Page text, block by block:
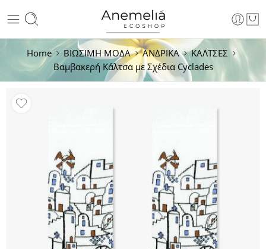
Home ΒΙΩΣΙΜΗ ΜΟΔΑ ΑΝΔΡΙΚΑ
ΚΑΛΤΣΕΣ
Βαμβακερή Κάλτσα με Σχέδια Cyclades